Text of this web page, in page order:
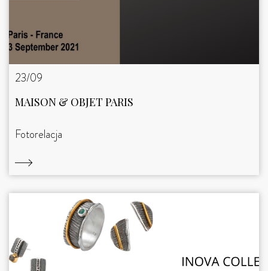
23/09
MAISON & OBJET PARIS
Fotorelacja